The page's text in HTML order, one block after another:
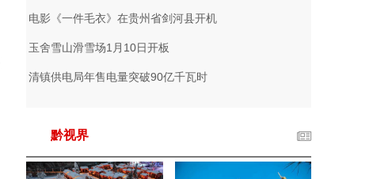
电影《一件毛衣》在贵州省剑河县开机
玉舍雪山滑雪场1月10日开板
清镇供电局年售电量突破90亿千瓦时
黔视界